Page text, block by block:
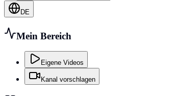
DE
Mein Bereich
Eigene Videos
Kanal vorschlagen